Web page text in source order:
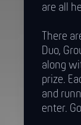
are all
There
Duo,
along
prize.
and
enter.